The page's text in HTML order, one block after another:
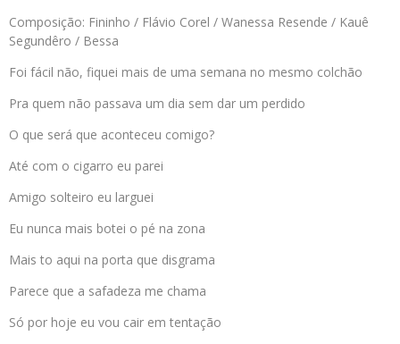
Composição: Fininho / Flávio Corel / Wanessa Resende / Kauê
Segundêro / Bessa
Foi fácil não, fiquei mais de uma semana no mesmo colchão
Pra quem não passava um dia sem dar um perdido
O que será que aconteceu comigo?
Até com o cigarro eu parei
Amigo solteiro eu larguei
Eu nunca mais botei o pé na zona
Mais to aqui na porta que disgrama
Parece que a safadeza me chama
Só por hoje eu vou cair em tentação